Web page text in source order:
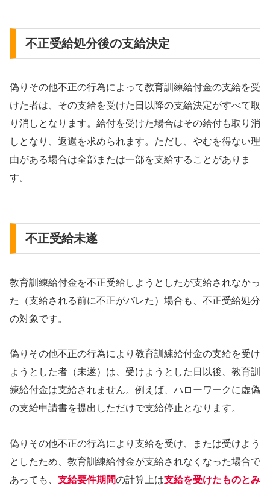
不正受給処分後の支給決定
偽りその他不正の行為によって教育訓練給付金の支給を受
けた者は、その支給を受けた日以降の支給決定がすべて取
り消しとなります。給付を受けた場合はその給付も取り消
しとなり、返還を求められます。ただし、やむを得ない理
由がある場合は全部または一部を支給することがありま
す。
不正受給未遂
教育訓練給付金を不正受給しようとしたが支給されなかっ
た（支給される前に不正がバレた）場合も、不正受給処分
の対象です。
偽りその他不正の行為により教育訓練給付金の支給を受け
ようとした者（未遂）は、受けようとした日以後、教育訓
練給付金は支給されません。例えば、ハローワークに虚偽
の支給申請書を提出しただけで支給停止となります。
偽りその他不正の行為により支給を受け、または受けよう
としたため、教育訓練給付金が支給されなくなった場合で
あっても、 支給要件期間の計算上は支給を受けたものとみ